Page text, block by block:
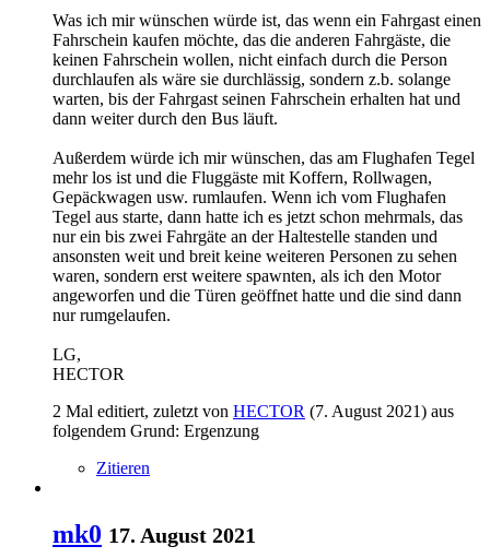
Was ich mir wünschen würde ist, das wenn ein Fahrgast einen
Fahrschein kaufen möchte, das die anderen Fahrgäste, die
keinen Fahrschein wollen, nicht einfach durch die Person
durchlaufen als wäre sie durchlässig, sondern z.b. solange
warten, bis der Fahrgast seinen Fahrschein erhalten hat und
dann weiter durch den Bus läuft.
Außerdem würde ich mir wünschen, das am Flughafen Tegel
mehr los ist und die Fluggäste mit Koffern, Rollwagen,
Gepäckwagen usw. rumlaufen. Wenn ich vom Flughafen
Tegel aus starte, dann hatte ich es jetzt schon mehrmals, das
nur ein bis zwei Fahrgäte an der Haltestelle standen und
ansonsten weit und breit keine weiteren Personen zu sehen
waren, sondern erst weitere spawnten, als ich den Motor
angeworfen und die Türen geöffnet hatte und die sind dann
nur rumgelaufen.
LG,
HECTOR
2 Mal editiert, zuletzt von HECTOR (7. August 2021) aus
folgendem Grund: Ergenzung
Zitieren
mk0 17. August 2021